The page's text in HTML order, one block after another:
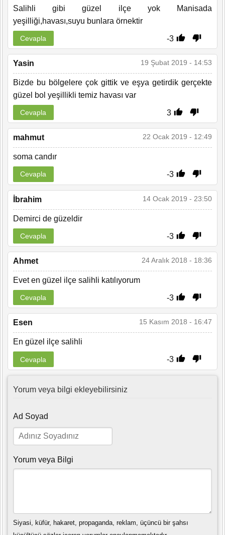
Salihli gibi güzel ilçe yok Manisada
yeşilliği,havası,suyu bunlara örnektir
-3
Cevapla
Yasin 19 Şubat 2019 - 14:53
Bizde bu bölgelere çok gittik ve eşya getirdik gerçekte
güzel bol yeşillikli temiz havası var
3
Cevapla
mahmut 22 Ocak 2019 - 12:49
soma candır
-3
Cevapla
İbrahim 14 Ocak 2019 - 23:50
Demirci de güzeldir
-3
Cevapla
Ahmet 24 Aralık 2018 - 18:36
Evet en güzel ilçe salihli katılıyorum
-3
Cevapla
Esen 15 Kasım 2018 - 16:47
En güzel ilçe salihli
-3
Cevapla
Yorum veya bilgi ekleyebilirsiniz
Ad Soyad
Yorum veya Bilgi
Siyasi, küfür, hakaret, propaganda, reklam, üçüncü bir şahsı